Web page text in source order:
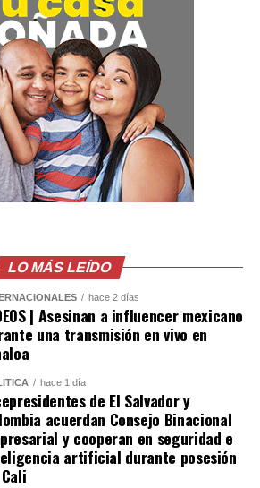
Vicepresidente Ulloa en este
los lazos de amistad y
Salvador y Colombia, así como la
fortaleciendo una agenda
desarrollo y bienestar de ambos
LO MÁS LEÍDO
hace 2 días
| Asesinan a influencer mexicano
una transmisión en vivo en
hace 1 día
de El Salvador y
acuerdan Consejo Binacional
y cooperan en seguridad e
artificial durante posesión